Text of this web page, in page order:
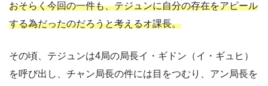
おそらく今回の一件も、テジュンに自分の存在をアピール
する為だったのだろうと考えるオ課長。
その頃、テジュンは4局の局長イ・ギドン（イ・ギュヒ）
を呼び出し、チャン局長の件には目をつむり、アン局長を